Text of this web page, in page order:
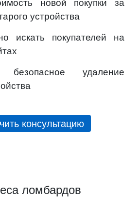
новой покупки за
устройства
искать покупателей на
безопасное удаление
консультацию
ломбардов